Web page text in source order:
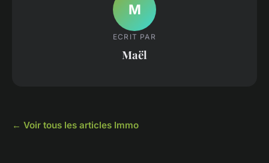
M
ECRIT PAR
Maël
← Voir tous les articles Immo